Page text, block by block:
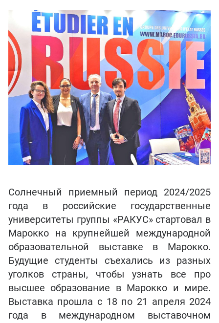
Солнечный приемный период 2024/2025
года в российские государственные
университеты группы «РАКУС» стартовал в
Марокко на крупнейшей международной
образовательной выставке в Марокко.
Будущие студенты съехались из разных
уголков страны, чтобы узнать все про
высшее образование в Марокко и мире.
Выставка прошла с 18 по 21 апреля 2024
года в международном выставочном